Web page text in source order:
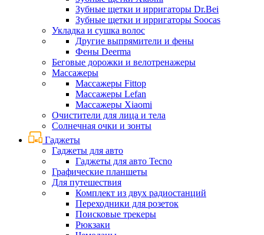
Зубные щетки и ирригаторы Dr.Bei
Зубные щетки и ирригаторы Soocas
Укладка и сушка волос
Другие выпрямители и фены
Фены Deerma
Беговые дорожки и велотренажеры
Массажеры
Массажеры Fittop
Массажеры Lefan
Массажеры Xiaomi
Очистители для лица и тела
Солнечная очки и зонты
Гаджеты
Гаджеты для авто
Гаджеты для авто Tecno
Графические планшеты
Для путешествия
Комплект из двух радиостанций
Переходники для розеток
Поисковые трекеры
Рюкзаки